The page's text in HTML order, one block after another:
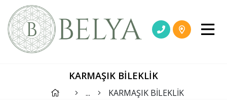
KARMAŞIK BİLEKLİK
... KARMAŞIK BİLEKLİK